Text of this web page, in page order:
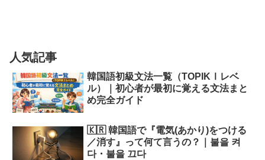
人気記事
韓国語初級文法一覧（TOPIKⅠレベ
ル）｜初心者が最初に覚える文法まと
め完全ガイド
🇰🇷 韓国語で『電気(あかり)をつける
／消す』って何て言うの？｜불을 켜
다・불을 끄다